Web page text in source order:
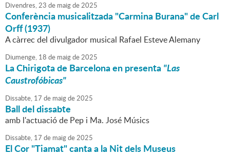
Divendres,23 de maigde2025
Conferència musicalitzada "Carmina Burana" de Carl
Orff (1937)
A càrrec del divulgador musical Rafael Esteve Alemany
Diumenge, 18 de maigde2025
La Chirigota de Barcelona en presenta"Las
Caustrofóbicas"
Dissabte, 17 de maigde2025
Ball del dissabte
amb l'actuació de Pep i Ma. José Músics
Dissabte, 17 de maigde2025
El Cor "Tiamat" canta a la Nit dels Museus